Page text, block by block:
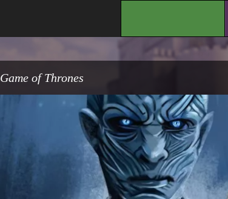
Game of Thrones